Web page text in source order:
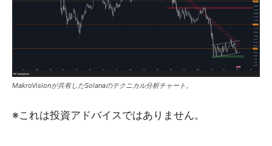
MakroVisionが共有したSolanaのテクニカル分析チャート。
※これは投資アドバイスではありません。